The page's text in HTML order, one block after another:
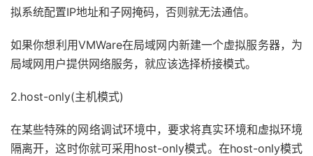
拟系统配置IP地址和子网掩码，否则就无法通信。
如果你想利用VMWare在局域网内新建一个虚拟服务器，为
局域网用户提供网络服务，就应该选择桥接模式。
2.host-only(主机模式)
在某些特殊的网络调试环境中，要求将真实环境和虚拟环境
隔离开，这时你就可采用host-only模式。在host-only模式